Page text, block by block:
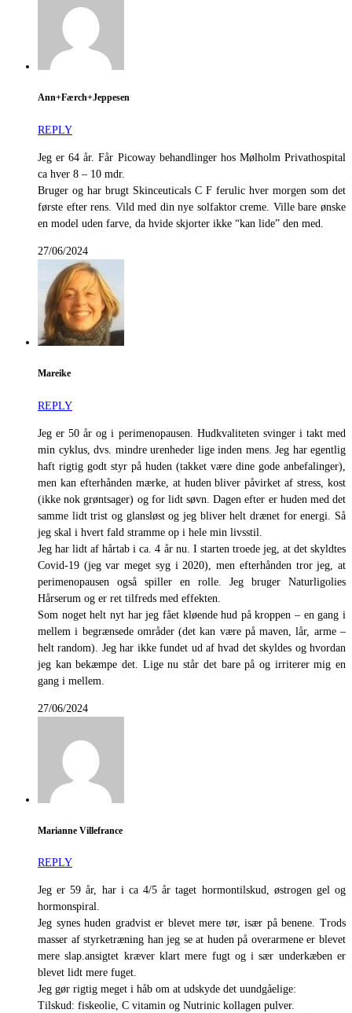
Ann+Færch+Jeppesen
REPLY
Jeg er 64 år. Får Picoway behandlinger hos Mølholm Privathospital
ca hver 8 – 10 mdr.
Bruger og har brugt Skinceuticals C F ferulic hver morgen som det
første efter rens. Vild med din nye solfaktor creme. Ville bare ønske
en model uden farve, da hvide skjorter ikke “kan lide” den med.
27/06/2024
Mareike
REPLY
Jeg er 50 år og i perimenopausen. Hudkvaliteten svinger i takt med
min cyklus, dvs. mindre urenheder lige inden mens. Jeg har egentlig
haft rigtig godt styr på huden (takket være dine gode anbefalinger),
men kan efterhånden mærke, at huden bliver påvirket af stress, kost
(ikke nok grøntsager) og for lidt søvn. Dagen efter er huden med det
samme lidt trist og glansløst og jeg bliver helt drænet for energi. Så
jeg skal i hvert fald stramme op i hele min livsstil.
Jeg har lidt af hårtab i ca. 4 år nu. I starten troede jeg, at det skyldtes
Covid-19 (jeg var meget syg i 2020), men efterhånden tror jeg, at
perimenopausen også spiller en rolle. Jeg bruger Naturligolies
Hårserum og er ret tilfreds med effekten.
Som noget helt nyt har jeg fået kløende hud på kroppen – en gang i
mellem i begrænsede områder (det kan være på maven, lår, arme –
helt random). Jeg har ikke fundet ud af hvad det skyldes og hvordan
jeg kan bekæmpe det. Lige nu står det bare på og irriterer mig en
gang i mellem.
27/06/2024
Marianne Villefrance
REPLY
Jeg er 59 år, har i ca 4/5 år taget hormontilskud, østrogen gel og
hormonspiral.
Jeg synes huden gradvist er blevet mere tør, især på benene. Trods
masser af styrketræning han jeg se at huden på overarmene er blevet
mere slap.ansigtet kræver klart mere fugt og i sær underkæben er
blevet lidt mere fuget.
Jeg gør rigtig meget i håb om at udskyde det uundgåelige:
Tilskud: fiskeolie, C vitamin og Nutrinic kollagen pulver.